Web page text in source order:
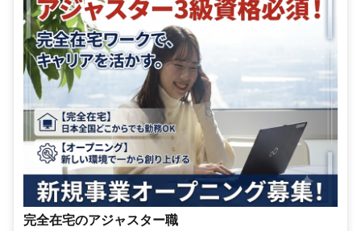
完全在宅のアジャスター職